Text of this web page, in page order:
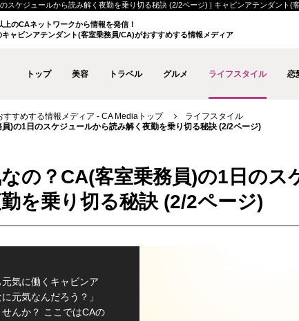
スケジュールから読み解く夜勤を乗り切る秘訣 (2/2ページ) | キャビンアテンダント(
上のCAネットワークから情報を発信！
キャビンアテンダント(客室乗務員/CA)がおすすめする情報メディア
トップ 美容 トラベル グルメ ライフスタイル 恋
すめする情報メディア - CA Mediaトップ
ライフスタイル
)の1日のスケジュールから読み解く夜勤を乗り切る秘訣 (2/2ページ)
の？CA(客室乗務員)の1日のス
を乗り切る秘訣 (2/2ページ)
気に働くキャビンア
元気なんだろう？」
んか？ ここではCAの